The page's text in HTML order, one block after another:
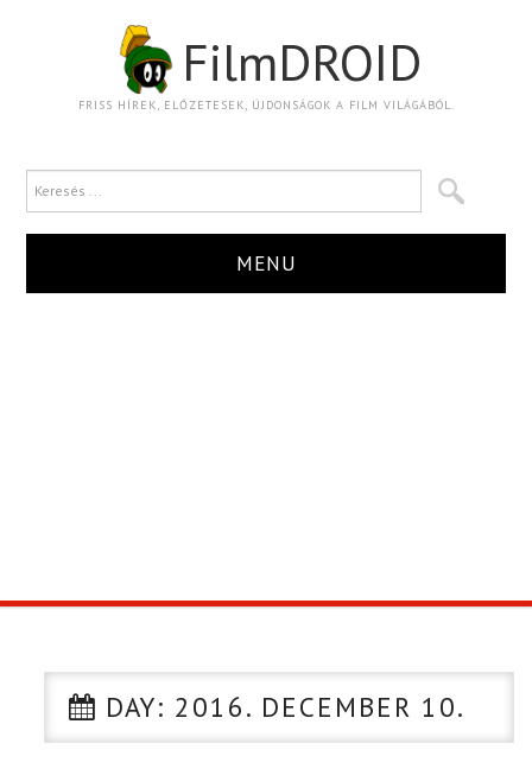
FilmDROID
FRISS HÍREK, ELŐZETESEK, ÚJDONSÁGOK A FILM VILÁGÁBÓL.
MENU
CIKK DAY: 2016. DECEMBER 10.